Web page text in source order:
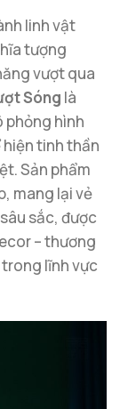
linh vật
tượng
vượt qua
Sóng là
phỏng hình
tinh thần
Sản phẩm
mang lại vẻ
sắc, được
– thương
trong lĩnh vực